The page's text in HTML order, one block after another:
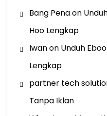
Bang Penaon
Hoo Lengkap
Iwanon Unduh
Lengkap
partner tech
Tanpa Iklan